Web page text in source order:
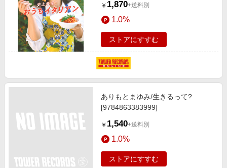
￥ 1,870+送料別
1.0%
ストアにすすむ
ありもとまゆみ/生きるって?
[9784863383999]
￥ 1,540+送料別
1.0%
ストアにすすむ